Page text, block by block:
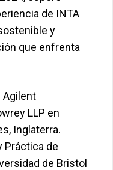
de INTA
y
que enfrenta
Agilent
LLP en
Inglaterra.
Práctica de
de Bristol